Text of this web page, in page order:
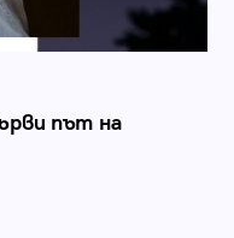
път на